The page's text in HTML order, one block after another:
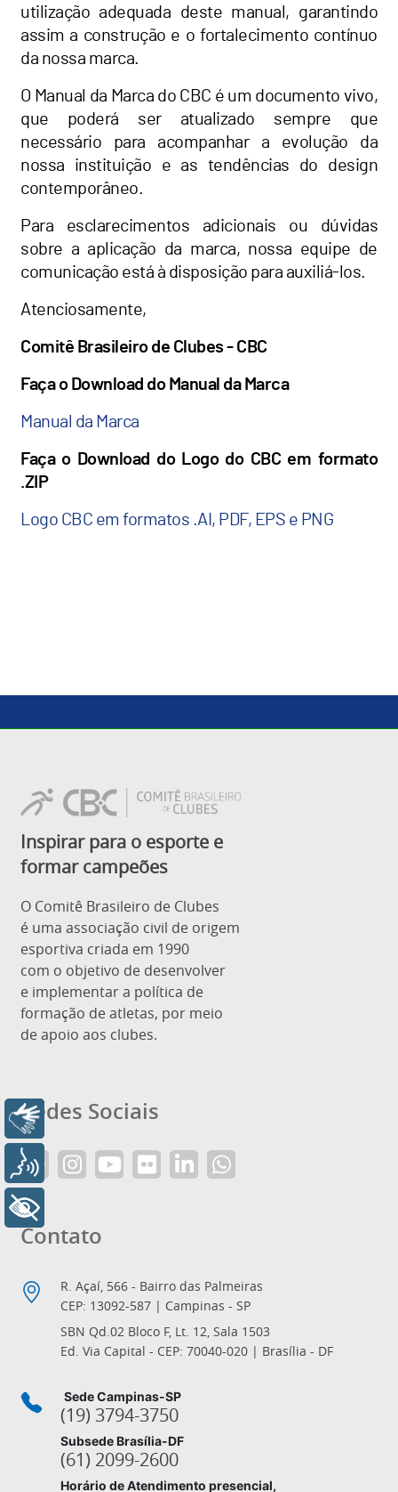
utilização adequada deste manual, garantindo
assim a construção e o fortalecimento contínuo
da nossa marca.
O Manual da Marca do CBC é um documento vivo,
que poderá ser atualizado sempre que
necessário para acompanhar a evolução da
nossa instituição e as tendências do design
contemporâneo.
Para esclarecimentos adicionais ou dúvidas
sobre a aplicação da marca, nossa equipe de
comunicação está à disposição para auxiliá-los.
Atenciosamente,
Comitê Brasileiro de Clubes - CBC
Faça o Download do Manual da Marca
Manual da Marca
Faça o Download do Logo do CBC em formato
.ZIP
Logo CBC em formatos .AI, PDF, EPS e PNG
Inspirar para o esporte e
formar campeões
O Comitê Brasileiro de Clubes
é uma associação civil de origem
esportiva criada em 1990
com o objetivo de desenvolver
e implementar a política de
formação de atletas, por meio
de apoio aos clubes.
Redes Sociais
Contato
R. Açaí, 566 - Bairro das Palmeiras
CEP: 13092-587 | Campinas - SP
SBN Qd.02 Bloco F, Lt. 12, Sala 1503
Ed. Via Capital - CEP: 70040-020 | Brasília - DF
Sede Campinas-SP
(19) 3794-3750
Subsede Brasília-DF
(61) 2099-2600
Horário de Atendimento presencial,
Libras
Voz